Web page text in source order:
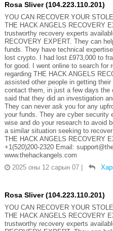
Rosa Sliver (104.223.110.201)
YOU CAN RECOVER YOUR
THE HACK ANGELS RECOVERY
trustworthy recovery experts
RECOVERY EXPERT. They can
funds. They have technical
lost crypto. I had lost £973,000 to
for good. I went online to search for
regarding THE HACK ANGELS
assisted other people in getting
contact them, in just a few days the
said that they did an investigation
They can never ask you for any
your funds. They are cyber security
wise and do your research to avoid
a similar situation seeking to
THE HACK ANGELS RECOVERY
+1(520)200-2320 Email:
www.thehackangels.com
2025 оны 12 сарын 07
Rosa Sliver (104.223.110.201)
YOU CAN RECOVER YOUR
THE HACK ANGELS RECOVERY
trustworthy recovery experts